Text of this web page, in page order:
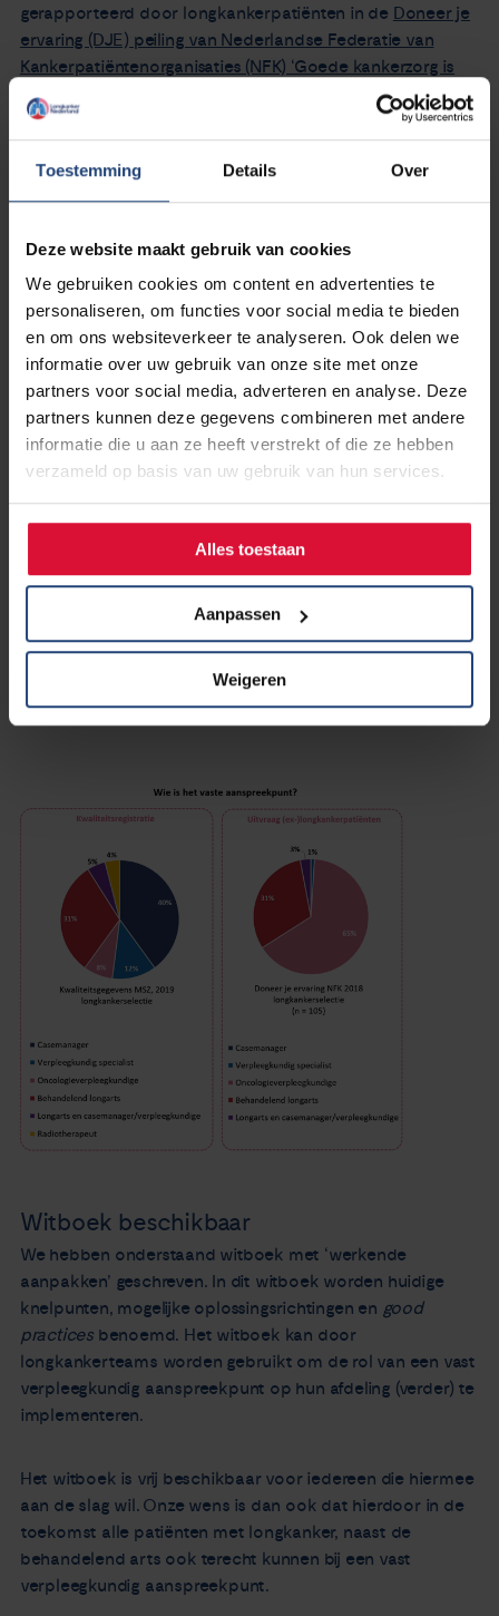
Toestemming Details Over
Deze website maakt gebruik van cookies
We gebruiken cookies om content en advertenties te
personaliseren, om functies voor social media te bieden
en om ons websiteverkeer te analyseren. Ook delen we
informatie over uw gebruik van onze site met onze
partners voor social media, adverteren en analyse. Deze
partners kunnen deze gegevens combineren met andere
informatie die u aan ze heeft verstrekt of die ze hebben
verzameld op basis van uw gebruik van hun services.
Alles toestaan
Aanpassen
Weigeren
gerapporteerd door longkankerpatiënten in de Doneer je
ervaring (DJE) peiling van Nederlandse Federatie van
Kankerpatiëntenorganisaties (NFK) ‘Goede kankerzorg is
meer dan een medische behandeling’
van 2018 (n = 105)
en lager dan de door de
DICA in 2019 gerapporteerde
percentage van 100%.
Van de longkankerpatiënten die geen vast aanspreekpunt
hadden, gaf 84% in de Longkanker Nederland enquête en
In de onderstaand grafiek is weergegeven wie precies het
vaste aanspreekpunt was. Van de patiënten met
longkanker gaf 65% aan dat dit een verpleegkundig
aanspreekpunt was, terwijl in 31% van de gevallen deze rol
enkel werd vervuld door de behandelend arts.
Witboek beschikbaar
We hebben onderstaand witboek met ‘werkende
aanpakken’ geschreven. In dit witboek worden huidige
knelpunten, mogelijke oplossingsrichtingen en good
practices benoemd. Het witboek kan door
longkankerteams worden gebruikt om de rol van een vast
verpleegkundig aanspreekpunt op hun afdeling (verder) te
implementeren.
Het witboek is vrij beschikbaar voor iedereen die hiermee
aan de slag wil. Onze wens is dan ook dat hierdoor in de
toekomst alle patiënten met longkanker, naast de
behandelend arts ook terecht kunnen bij een vast
verpleegkundig aanspreekpunt.